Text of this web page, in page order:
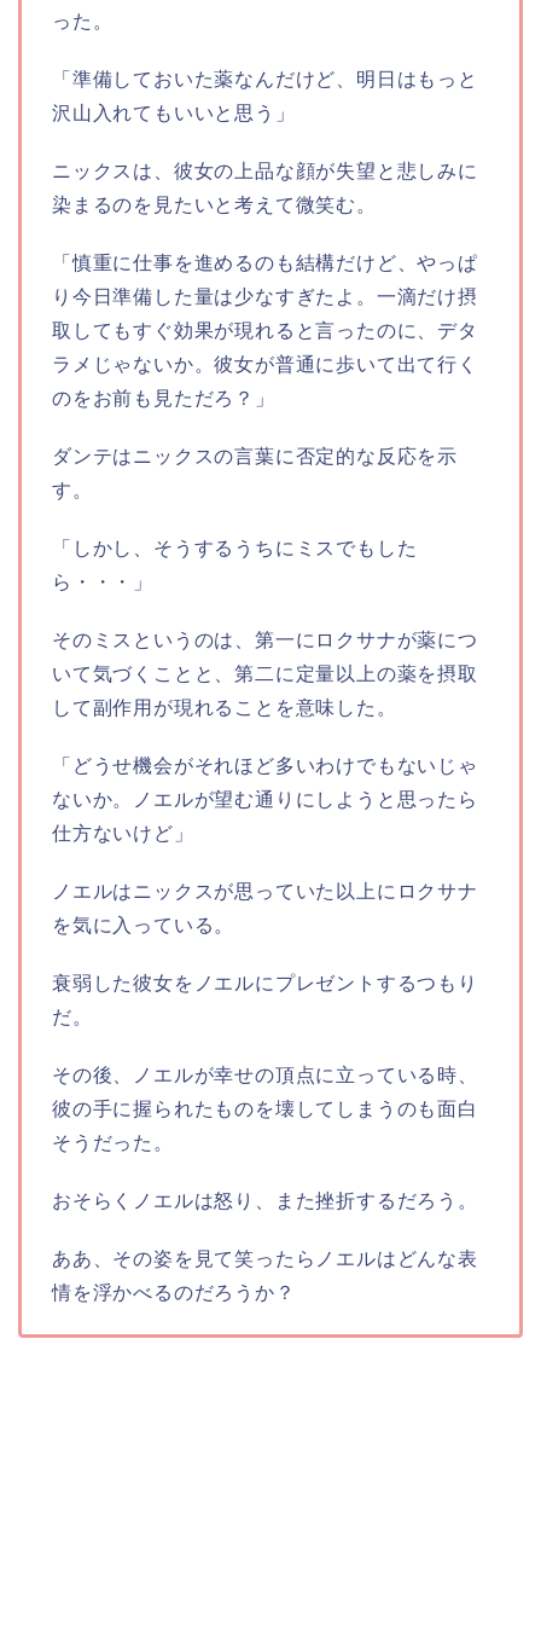
った。
「準備しておいた薬なんだけど、明日はもっと
沢山入れてもいいと思う」
ニックスは、彼女の上品な顔が失望と悲しみに
染まるのを見たいと考えて微笑む。
「慎重に仕事を進めるのも結構だけど、やっぱ
り今日準備した量は少なすぎたよ。一滴だけ摂
取してもすぐ効果が現れると言ったのに、デタ
ラメじゃないか。彼女が普通に歩いて出て行く
のをお前も見ただろ？」
ダンテはニックスの言葉に否定的な反応を示
す。
「しかし、そうするうちにミスでもした
ら・・・」
そのミスというのは、第一にロクサナが薬につ
いて気づくことと、第二に定量以上の薬を摂取
して副作用が現れることを意味した。
「どうせ機会がそれほど多いわけでもないじゃ
ないか。ノエルが望む通りにしようと思ったら
仕方ないけど」
ノエルはニックスが思っていた以上にロクサナ
を気に入っている。
衰弱した彼女をノエルにプレゼントするつもり
だ。
その後、ノエルが幸せの頂点に立っている時、
彼の手に握られたものを壊してしまうのも面白
そうだった。
おそらくノエルは怒り、また挫折するだろう。
ああ、その姿を見て笑ったらノエルはどんな表
情を浮かべるのだろうか？